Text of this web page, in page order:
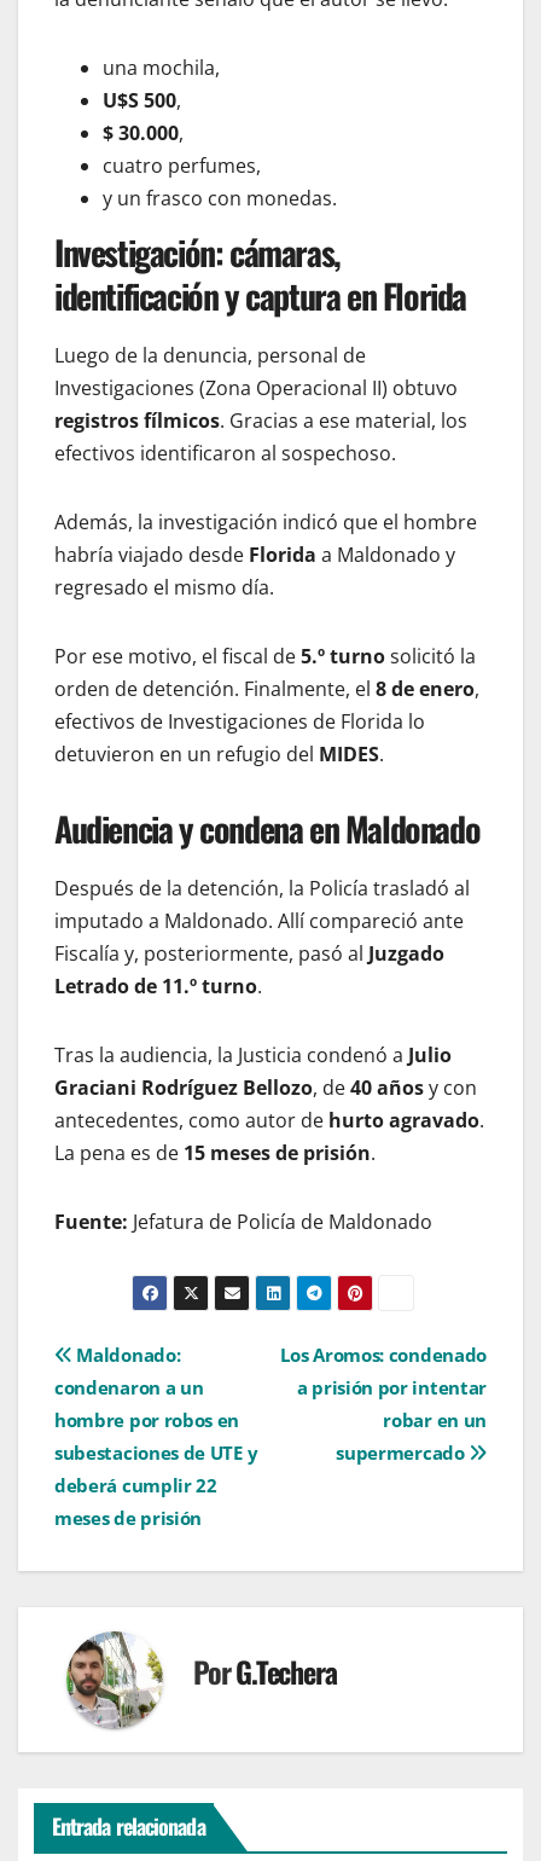
una mochila,
U$S 500,
$ 30.000,
cuatro perfumes,
y un frasco con monedas.
Investigación: cámaras,
identificación y captura en Florida
Luego de la denuncia, personal de
Investigaciones (Zona Operacional II) obtuvo
registros fílmicos. Gracias a ese material, los
efectivos identificaron al sospechoso.
Además, la investigación indicó que el hombre
habría viajado desde Florida a Maldonado y
regresado el mismo día.
Por ese motivo, el fiscal de5.º turnosolicitó la
orden de detención. Finalmente, el 8 de enero,
efectivos de Investigaciones de Florida lo
detuvieron en un refugio del MIDES.
Audiencia y condena en Maldonado
Después de la detención, la Policía trasladó al
imputado a Maldonado. Allí compareció ante
Fiscalía y, posteriormente, pasó al Juzgado
Letrado de 11.º turno.
Tras la audiencia, la Justicia condenó a Julio
Graciani Rodríguez Bellozo, de40 añosy con
antecedentes, como autor de hurto agravado.
La pena es de 15 meses de prisión.
Fuente: Jefatura de Policía de Maldonado
Navegación
de
entradas
Los Aromos: condenado
a prisión por intentar
robar en un
supermercado
Maldonado:
condenaron a un
hombre por robos en
subestaciones de UTE y
deberá cumplir 22
meses de prisión
PorG.Techera
Entrada relacionada